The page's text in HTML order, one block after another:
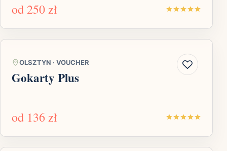
od 250 zł
OLSZTYN · VOUCHER
Gokarty Plus
od 136 zł